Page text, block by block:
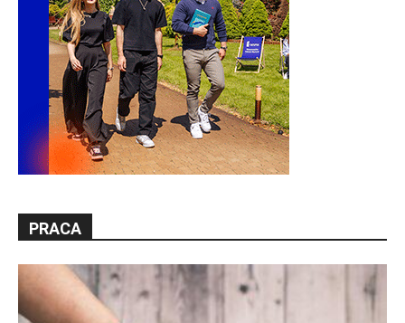
PRACA